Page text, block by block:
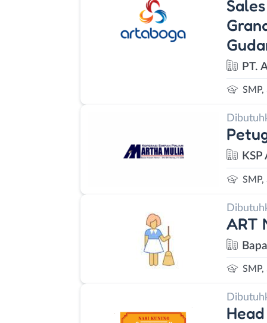
PT.
ART